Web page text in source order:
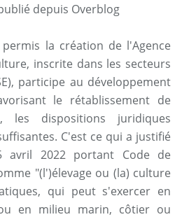
depuis Overblog
la création de l'Agence
inscrite dans les secteurs
participe au développement
le rétablissement de
les dispositions juridiques
C'est ce qui a justifié
2022 portant Code de
"(l')élevage ou (la) culture
qui peut s'exercer en
en milieu marin, côtier ou